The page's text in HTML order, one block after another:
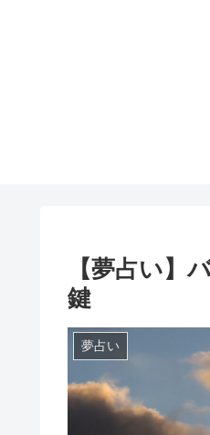
【夢占い】
鍵
夢占い